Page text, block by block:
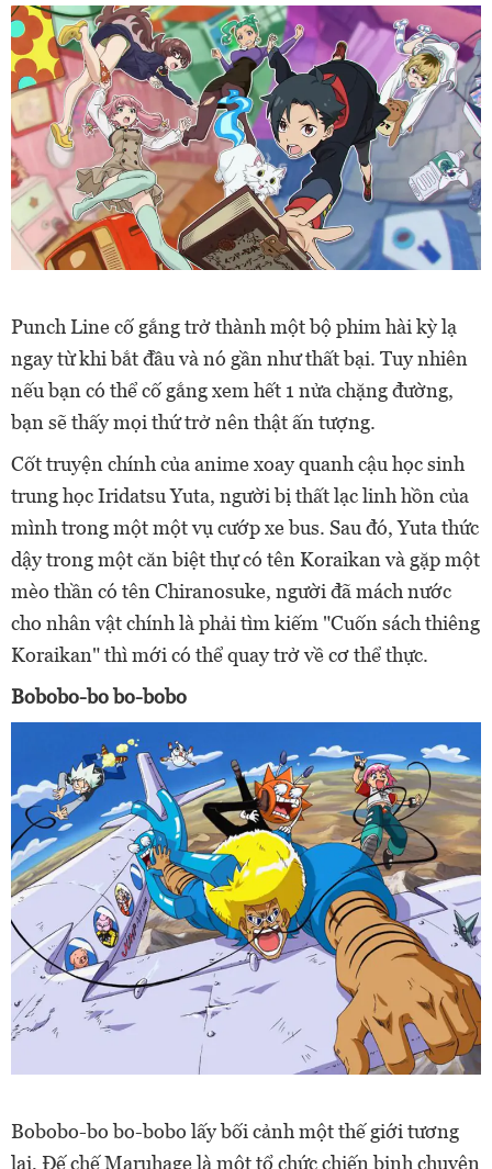
Punch Line cố gắng trở thành một bộ phim hài kỳ lạ
ngay từ khi bắt đầu và nó gần như thất bại. Tuy nhiên
nếu bạn có thể cố gắng xem hết 1 nửa chặng đường,
bạn sẽ thấy mọi thứ trở nên thật ấn tượng.
Cốt truyện chính của anime xoay quanh cậu học sinh
trung học Iridatsu Yuta, người bị thất lạc linh hồn của
mình trong một một vụ cướp xe bus. Sau đó, Yuta thức
dậy trong một căn biệt thự có tên Koraikan và gặp một
mèo thần có tên Chiranosuke, người đã mách nước
cho nhân vật chính là phải tìm kiếm "Cuốn sách thiêng
Koraikan" thì mới có thể quay trở về cơ thể thực.
Bobobo-bo bo-bobo
Bobobo-bo bo-bobo lấy bối cảnh một thế giới tương
lai, Đế chế Maruhage là một tổ chức chiến binh chuyên